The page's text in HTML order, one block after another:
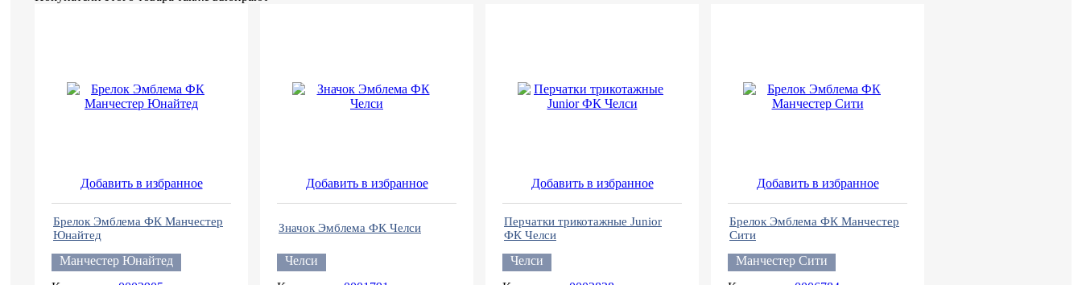
Добавить в избранное
Брелок Эмблема ФК Манчестер
Юнайтед
Манчестер Юнайтед
Добавить в избранное
Значок Эмблема ФК Челси
Челси
Добавить в избранное
Перчатки трикотажные Junior
ФК Челси
Челси
Добавить в избранное
Брелок Эмблема ФК Манчестер
Сити
Манчестер Сити